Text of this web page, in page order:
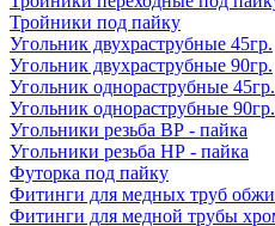
Тройники под пайку
Угольник двухраструбные 45гр.
Угольник двухраструбные 90гр.
Угольник однораструбные 45гр.
Угольник однораструбные 90гр.
Угольники резьба ВР - пайка
Угольники резьба НР - пайка
Футорка под пайку
Фитинги для медных труб
Фитинги для медной трубы